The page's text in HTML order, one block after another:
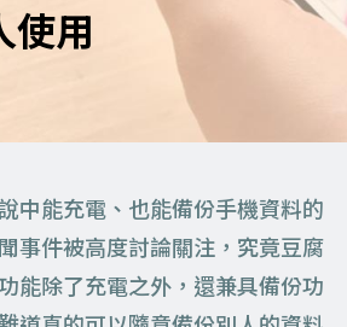
使用
中能充電、也能備份手機資料的
事件被高度討論關注，究竟豆腐
能除了充電之外，還兼具備份功